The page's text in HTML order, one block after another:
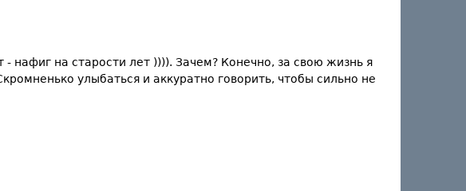
нафиг на старости лет )))). Зачем? Конечно, за свою жизнь я
улыбаться и аккуратно говорить, чтобы сильно не